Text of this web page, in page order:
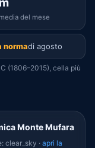
del mese
normadi agosto
(1806–2015), cella più
Monte Mufara
clear_sky · apri la